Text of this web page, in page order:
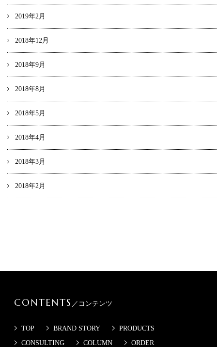
2019年2月
2018年12月
2018年9月
2018年8月
2018年5月
2018年4月
2018年3月
2018年2月
CONTENTS ／コンテンツ
TOP BRAND STORY
PRODUCTS
CONSULTING
COLUMN
ORDER